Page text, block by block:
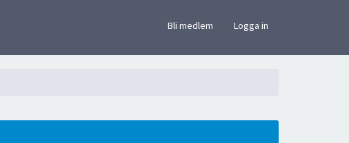
Bli medlem Logga in